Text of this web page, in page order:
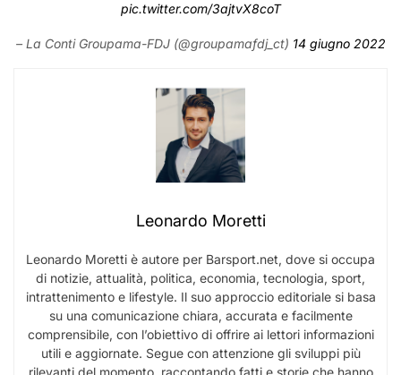
pic.twitter.com/3ajtvX8coT
– La Conti Groupama-FDJ (@groupamafdj_ct) 14 giugno 2022
Leonardo Moretti
Leonardo Moretti è autore per Barsport.net, dove si occupa
di notizie, attualità, politica, economia, tecnologia, sport,
intrattenimento e lifestyle. Il suo approccio editoriale si basa
su una comunicazione chiara, accurata e facilmente
comprensibile, con l’obiettivo di offrire ai lettori informazioni
utili e aggiornate. Segue con attenzione gli sviluppi più